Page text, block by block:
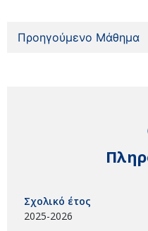
Προηγούμενο Μάθημα
Σχολικό έτος
2025-2026